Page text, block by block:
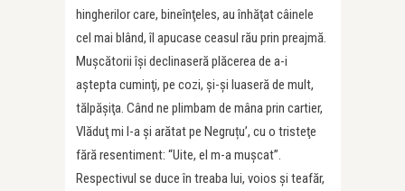
hingherilor care, bineînţeles, au înhăţat câinele
cel mai blând, îl apucase ceasul rău prin preajmă.
Muşcătorii îşi declinaseră plăcerea de a-i
aştepta cuminţi, pe cozi, şi-şi luaseră de mult,
tălpăşiţa. Când ne plimbam de mâna prin cartier,
Vlăduţ mi l-a şi arătat pe Negruțu’, cu o tristeţe
fără resentiment: “Uite, el m-a muşcat”.
Respectivul se duce în treaba lui, voios şi teafăr,